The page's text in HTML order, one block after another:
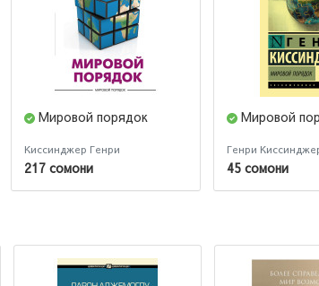
Мировой порядок
Киссинджер Генри
217 сомони
Мировой
Генри
45 сомони